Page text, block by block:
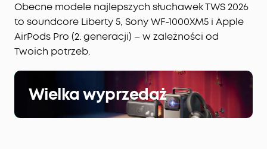
Obecne modele najlepszych słuchawek TWS 2026
to soundcore Liberty 5, Sony WF-1000XM5 i Apple
AirPods Pro (2. generacji) – w zależności od
Twoich potrzeb.
Wielka wyprzedaż